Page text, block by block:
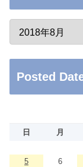
Posted
日 月
5
6